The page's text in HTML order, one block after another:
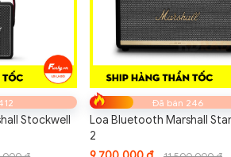
Stockwell
Đã bán 246
Loa Bluetooth Marshall
2